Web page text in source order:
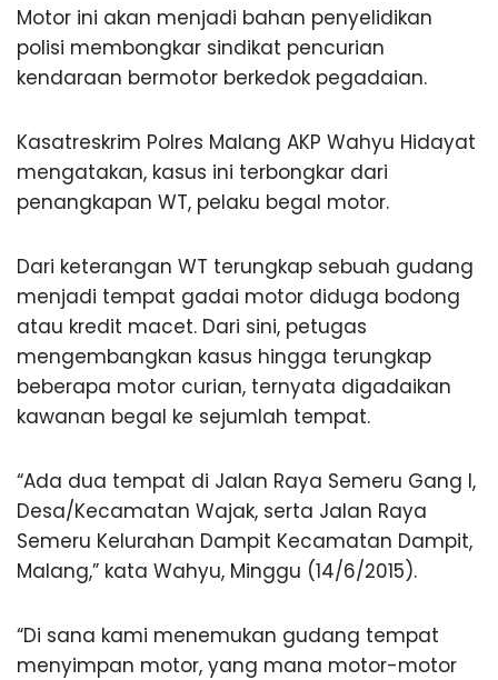
Motor ini akan menjadi bahan penyelidikan
polisi membongkar sindikat pencurian
kendaraan bermotor berkedok pegadaian.
Kasatreskrim Polres Malang AKP Wahyu Hidayat
mengatakan, kasus ini terbongkar dari
penangkapan WT, pelaku begal motor.
Dari keterangan WT terungkap sebuah gudang
menjadi tempat gadai motor diduga bodong
atau kredit macet. Dari sini, petugas
mengembangkan kasus hingga terungkap
beberapa motor curian, ternyata digadaikan
kawanan begal ke sejumlah tempat.
“Ada dua tempat di Jalan Raya Semeru Gang I,
Desa/Kecamatan Wajak, serta Jalan Raya
Semeru Kelurahan Dampit Kecamatan Dampit,
Malang,” kata Wahyu, Minggu (14/6/2015).
“Di sana kami menemukan gudang tempat
menyimpan motor, yang mana motor-motor